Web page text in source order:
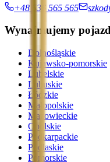
+48 536 565 565
Wynajmujemy
Dolnośląskie
Kujawsko-pomorskie
Lubelskie
Lubuskie
Łódzkie
Małopolskie
Mazowieckie
Opolskie
Podkarpackie
Podlaskie
Pomorskie